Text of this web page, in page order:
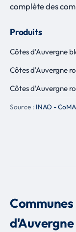
complète des
Produits
Côtes d'Auvergne
Côtes d'Auvergne
Côtes d'Auvergne
Source : INAO -
d'Auvergne